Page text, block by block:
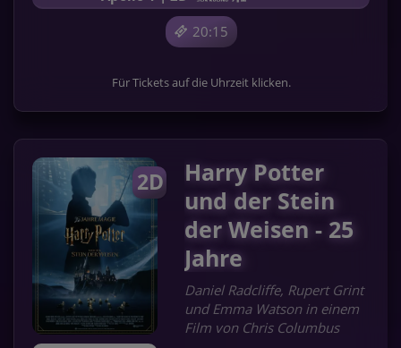
20:15
Für Tickets auf die Uhrzeit klicken.
2D
Harry Potter
und der Stein
der Weisen - 25
Jahre
Daniel Radcliffe, Rupert Grint
und Emma Watson in einem
Film von Chris Columbus